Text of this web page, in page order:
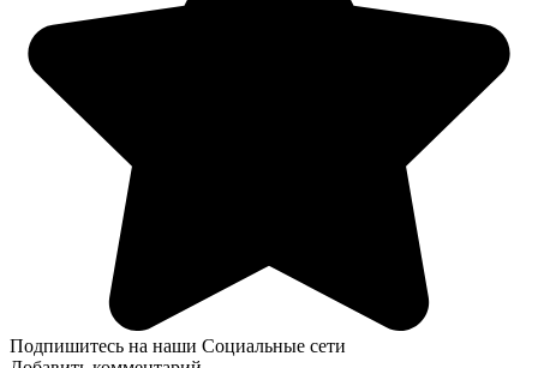
Подпишитесь на наши Социальные сети